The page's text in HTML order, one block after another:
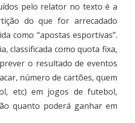
pelo relator no texto é a
do que for arrecadado
como “apostas esportivas”.
classificada como quota fixa,
o resultado de eventos
número de cartões, quem
etc) em jogos de futebol,
quanto poderá ganhar em